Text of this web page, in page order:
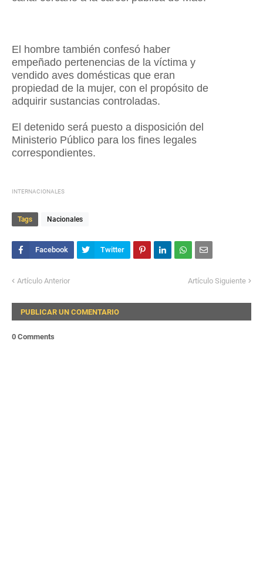
El hombre también confesó haber
empeñado pertenencias de la víctima y
vendido aves domésticas que eran
propiedad de la mujer, con el propósito de
adquirir sustancias controladas.
El detenido será puesto a disposición del
Ministerio Público para los fines legales
correspondientes.
INTERNACIONALES
Tags Nacionales
Artículo Anterior Artículo Siguiente
PUBLICAR UN COMENTARIO
0 Comments